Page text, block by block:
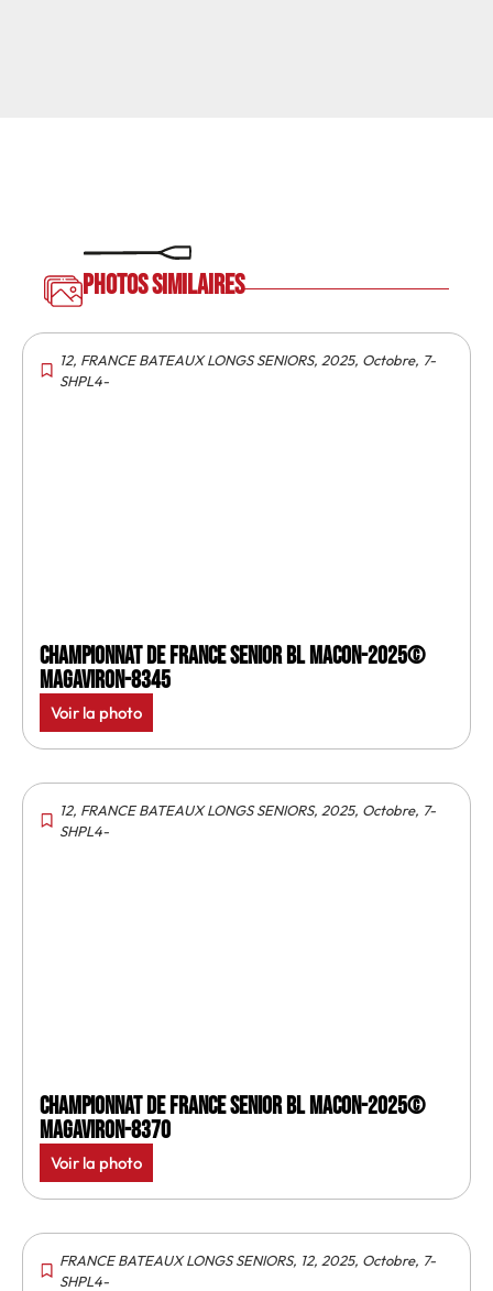
Photos similaires
12, FRANCE BATEAUX LONGS SENIORS, 2025, Octobre, 7-
SHPL4-
Championnat de France senior BL Macon-2025©
MagAviron-8345
Voir la photo
12, FRANCE BATEAUX LONGS SENIORS, 2025, Octobre, 7-
SHPL4-
Championnat de France senior BL Macon-2025©
MagAviron-8370
Voir la photo
FRANCE BATEAUX LONGS SENIORS, 12, 2025, Octobre, 7-
SHPL4-